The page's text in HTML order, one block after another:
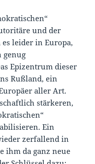
und der
leider in Europa,
genug
Epizentrum dieser
Rußland, ein
aller Art.
stärkeren,
Ein
zerfallend in
ihm da ganz neue